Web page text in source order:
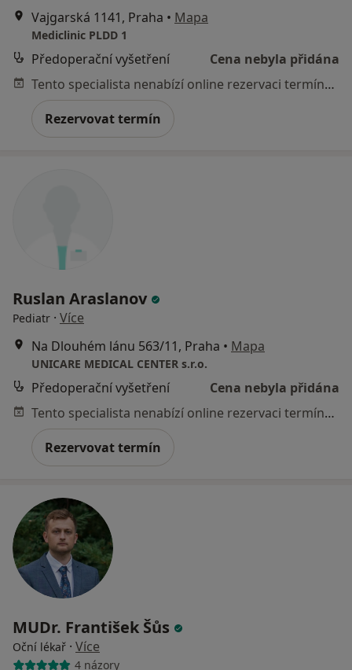
Vajgarská 1141, Praha • Mapa
Mediclinic PLDD 1
Předoperační vyšetření
Cena nebyla přidána
Tento specialista nenabízí online rezervaci termínu na této adrese.
Rezervovat termín
Ruslan Araslanov
Pediatr · Více
Na Dlouhém lánu 563/11, Praha • Mapa
UNICARE MEDICAL CENTER s.r.o.
Předoperační vyšetření
Cena nebyla přidána
Tento specialista nenabízí online rezervaci termínu na této adrese.
Rezervovat termín
MUDr. František Šůs
Oční lékař · Více
4 názory